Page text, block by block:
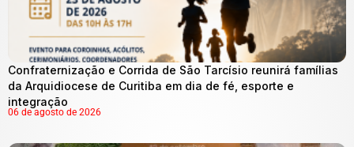
Confraternização e Corrida de São Tarcísio reunirá famílias
da Arquidiocese de Curitiba em dia de fé, esporte e
integração
06 de agosto de 2026